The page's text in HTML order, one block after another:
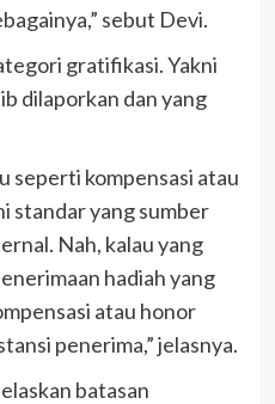
sebut Devi.
gratifikasi. Yakni
dilaporkan dan yang
seperti kompensasi atau
standar yang sumber
Nah, kalau yang
hadiah yang
atau honor
penerima,” jelasnya.
batasan